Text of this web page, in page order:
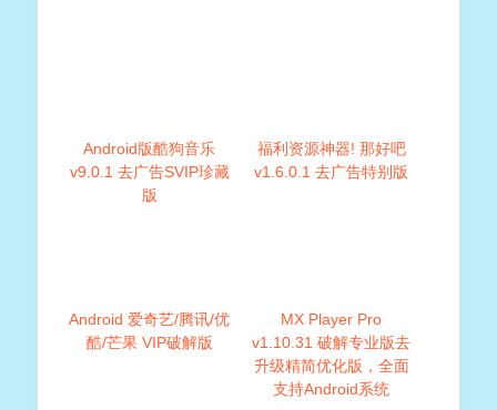
Android版酷狗音乐
v9.0.1 去广告SVIP珍藏
版
福利资源神器! 那好吧
v1.6.0.1 去广告特别版
Android 爱奇艺/腾讯/优
酷/芒果 VIP破解版
MX Player Pro
v1.10.31 破解专业版去
升级精简优化版，全面
支持Android系统